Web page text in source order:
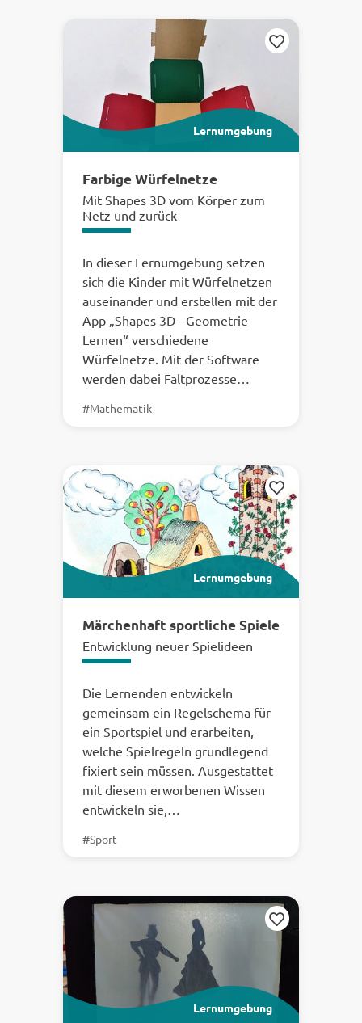
Merken
Lernumgebung
Farbige Würfelnetze
Mit Shapes 3D vom Körper zum
Netz und zurück
In dieser Lernumgebung setzen
sich die Kinder mit Würfelnetzen
auseinander und erstellen mit der
App „Shapes 3D - Geometrie
Lernen“ verschiedene
Würfelnetze. Mit der Software
werden dabei Faltprozesse…
#Mathematik
Merken
Lernumgebung
Märchenhaft sportliche Spiele
Entwicklung neuer Spielideen
Die Lernenden entwickeln
gemeinsam ein Regelschema für
ein Sportspiel und erarbeiten,
welche Spielregeln grundlegend
fixiert sein müssen. Ausgestattet
mit diesem erworbenen Wissen
entwickeln sie,…
#Sport
Merken
Lernumgebung